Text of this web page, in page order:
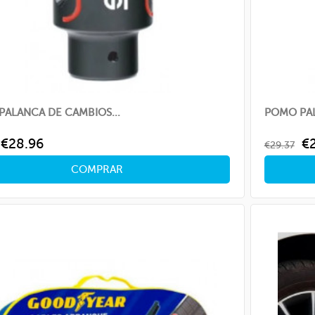
DE CAMBIOS...
Price
€28.96
COMPRAR
POMO
Regular
price
€29.37